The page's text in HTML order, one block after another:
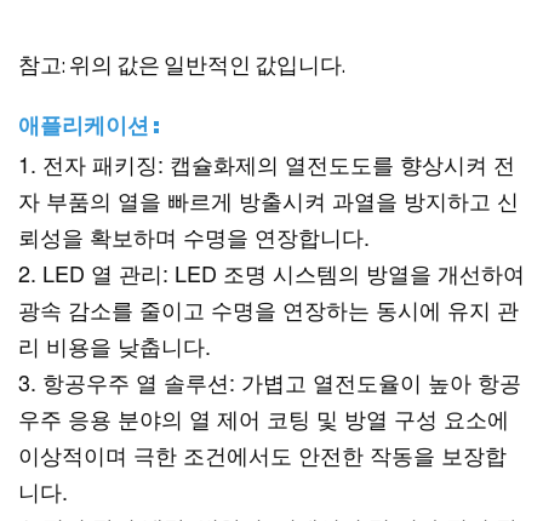
참고: 위의 값은 일반적인 값입니다.
애플리케이션 :
1. 전자 패키징: 캡슐화제의 열전도도를 향상시켜 전
자 부품의 열을 빠르게 방출시켜 과열을 방지하고 신
뢰성을 확보하며 수명을 연장합니다.
2. LED 열 관리: LED 조명 시스템의 방열을 개선하여
광속 감소를 줄이고 수명을 연장하는 동시에 유지 관
리 비용을 낮춥니다.
3. 항공우주 열 솔루션: 가볍고 열전도율이 높아 항공
우주 응용 분야의 열 제어 코팅 및 방열 구성 요소에
이상적이며 극한 조건에서도 안전한 작동을 보장합
니다.